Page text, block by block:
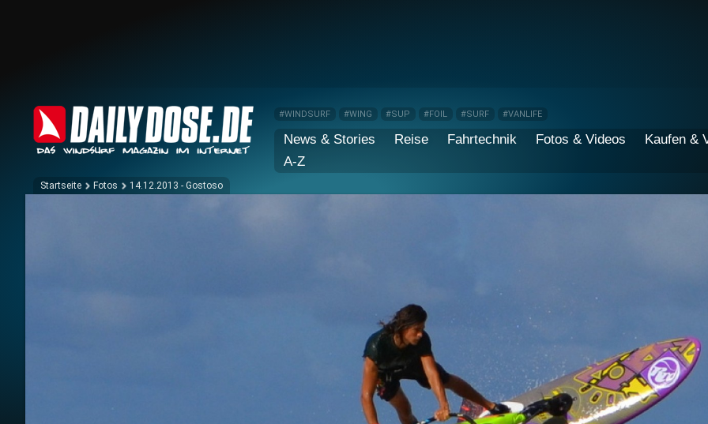
#WINDSURF #WING #SUP #FOIL #SURF #VANLIFE
News & Stories Reise Fahrtechnik Fotos & Videos
Kaufen &
A-Z
Startseite Fotos 14.12.2013 - Gostoso